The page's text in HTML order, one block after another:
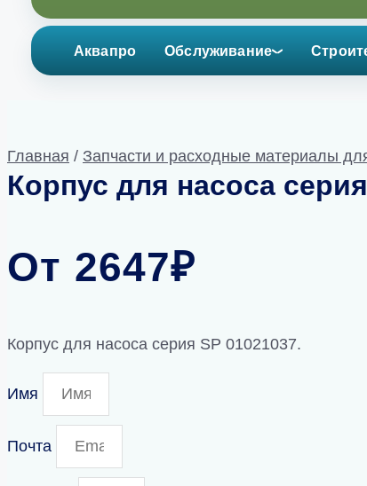
Аквапро Обслуживание
Главная / Запчасти и расходные материалы
Корпус для насоса
От 2647₽
Корпус для насоса серия SP 01021037.
Имя
Почта